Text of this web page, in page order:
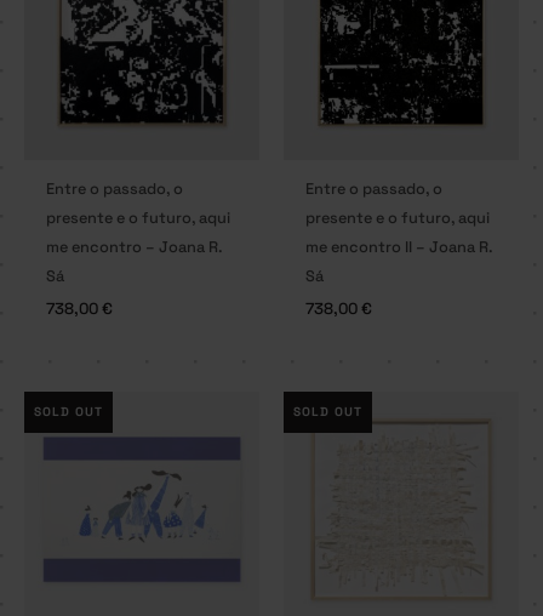
Entre o passado, o
presente e o futuro, aqui
me encontro – Joana R.
Sá
738,00€
Entre o passado, o
presente e o futuro, aqui
me encontro II – Joana R.
Sá
738,00€
SOLD OUT SOLD OUT